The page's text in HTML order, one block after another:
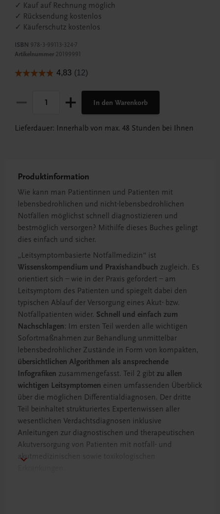
✓ Kauf auf Rechnung möglich
✓ Rücksendung kostenlos
✓ Käuferschutz kostenlos
ISBN 978-3-99113-324-7
Artikelnummer 20199991
In den Warenkorb
Lieferdauer: Innerhalb von max. 48 Stunden bei Ihnen
Produktinformation
Wie kann man Patientinnen und Patienten mit
lebensbedrohlichen und nicht-lebensbedrohlichen
Notfällen möglichst schnell diagnostizieren und
bestmöglich versorgen? Mithilfe dieses Buches gelingt
dies einfach und sicher.
„Leitsymptombasierte Notfallmedizin“ ist
Wissenskompendium und Praxishandbuch zugleich. Es
orientiert sich – wie in der Praxis gefordert – am
Leitsymptom des Patienten und spiegelt dabei den
typischen Ablauf der Versorgung eines Akut- bzw.
Notfallpatienten wider. Schnell und einfach zum
Nachschlagen: Im ersten Teil werden alle wichtigen
Sofortmaßnahmen zur Behandlung unmittelbar
lebensbedrohlicher Zustände in Form von kompakten,
übersichtlichen Algorithmen als ansprechende
Infografiken zusammengefasst. Teil 2 gibt zu allen
wichtigen Leitsymptomen einen umfassenden Überblick
über die möglichen Differentialdiagnosen. Der dritte
Teil beinhaltet strukturiertes Expertenwissen aller
wesentlichen Verdachtsdiagnosen inklusive
Anleitungen zur diagnostischen und therapeutischen
Akutversorgung von Patienten mit notfall- und
akutmedizinischen sowie toxikologischen